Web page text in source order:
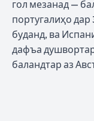
гол мезанад —
португалиҳо дар
буданд, ва
дафъа
баландтар аз